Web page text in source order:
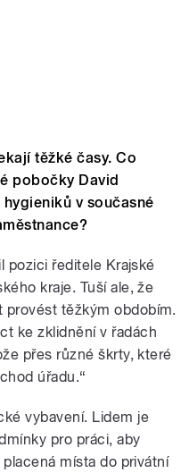
těžké časy. Co
pobočky David
v současné
pozici ředitele Krajské
kraje. Tuší ale, že
těžkým obdobím.
ke zklidnění v řadách
přes různé škrty, které
úřadu.“
vybavení. Lidem je
pro práci, aby
místa do privátní